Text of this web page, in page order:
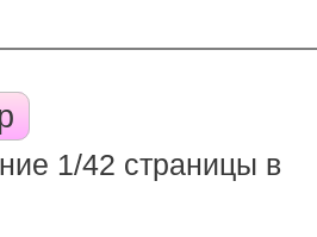
1/42 страницы в